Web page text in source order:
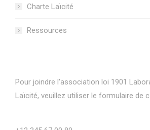
Charte Laïcité
Ressources
Pour joindre l'association loi 1901
Laïcité, veuillez utiliser le formulaire de